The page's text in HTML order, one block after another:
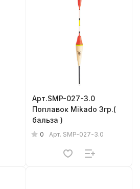
Арт.SMP-027-3.0
Поплавок Mikado 3гр.(
бальза )
0 Арт. SMP-027-3.0